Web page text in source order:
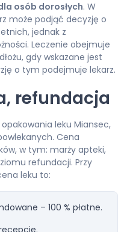
osób dorosłych. W
może podjąć decyzję o
jednak z
Leczenie obejmuje
gdy wskazane jest
o tym podejmuje lekarz.
refundacja
leku Miansec,
Cena
w tym: marży apteki,
refundacji. Przy
leku to:
– 100 % płatne.